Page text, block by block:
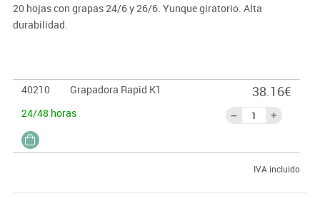
20 hojas con grapas 24/6 y 26/6. Yunque giratorio. Alta
durabilidad.
40210
Grapadora Rapid K1
24/48 horas
38.16€
IVA incluido